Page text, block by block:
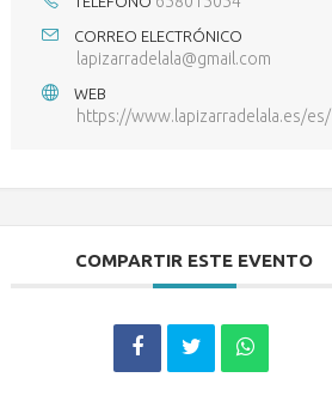
CORREO ELECTRÓNICO
lapizarradelala@gmail.com
WEB
https://www.lapizarradelala.es/es/
COMPARTIR ESTE EVENTO